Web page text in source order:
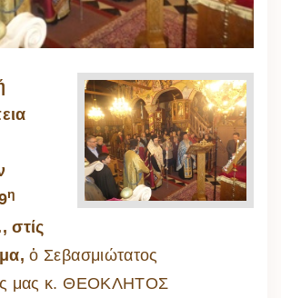
η
στίς
ὁ Σεβασμιώτατος
μας κ. ΘΕΟΚΛΗΤΟΣ